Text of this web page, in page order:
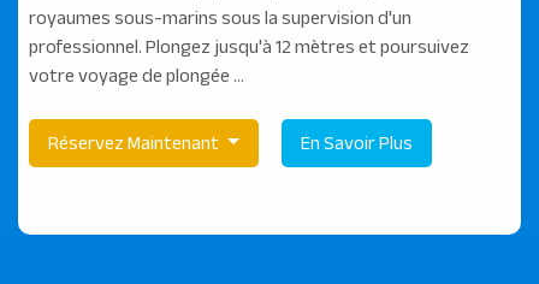
royaumes sous-marins sous la supervision d'un
professionnel. Plongez jusqu'à 12 mètres et poursuivez
votre voyage de plongée ...
Réservez Maintenant En Savoir Plus